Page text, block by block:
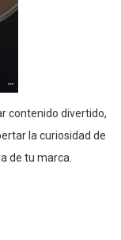
contenido divertido,
la curiosidad de
de tu marca.